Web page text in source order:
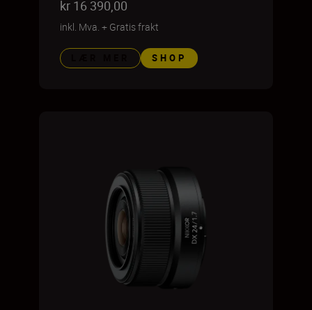
kr 16 390,00
inkl. Mva. + Gratis frakt
SHOP